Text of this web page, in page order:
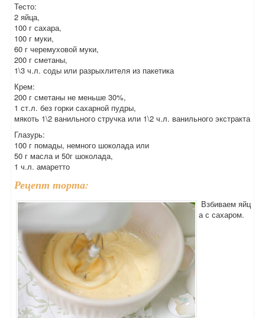
Тесто:
2 яйца,
100 г сахара,
100 г муки,
60 г черемуховой муки,
200 г сметаны,
1\3 ч.л. соды или разрыхлителя из пакетика
Крем:
200 г сметаны не меньше 30%,
1 ст.л. без горки сахарной пудры,
мякоть 1\2 ванильного стручка или 1\2 ч.л. ванильного экстракта
Глазурь:
100 г помады, немного шоколада или
50 г масла и 50г шоколада,
1 ч.л. амаретто
Рецепт торта:
Взбиваем яйц
а с сахаром.